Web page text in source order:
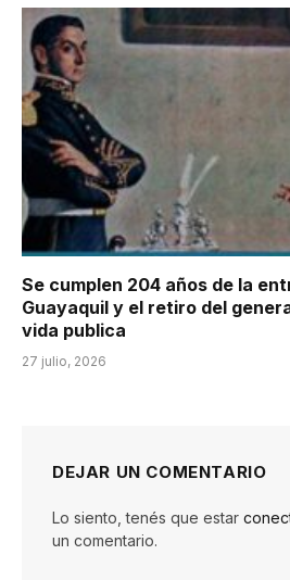
Se cumplen 204 años de la
Guayaquil y el retiro del
vida publica
27 julio, 2026
DEJAR UN COMENTARIO
Lo siento, tenés que estar
un comentario.